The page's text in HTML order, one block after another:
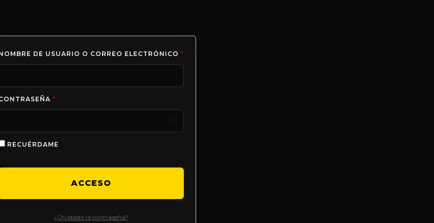
DE USUARIO O CORREO ELECTRÓNICO *
*
RECUÉRDAME
ACCESO
¿Olvidaste la contraseña?